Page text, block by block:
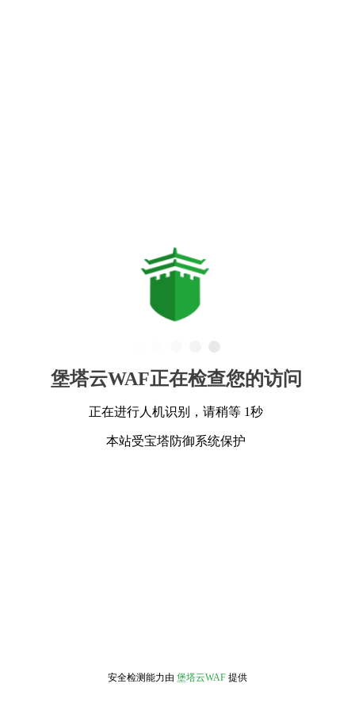
堡塔云WAF正在检查您的访问
正在进行人机识别，请稍等 1秒
本站受宝塔防御系统保护
安全检测能力由 堡塔云WAF 提供